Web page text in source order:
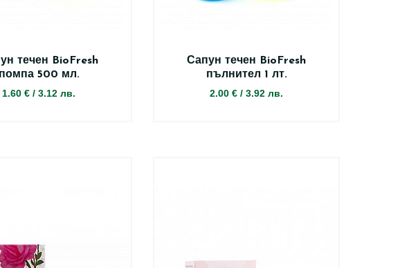
течен BioFresh
помпа 500 мл.
1.60 € / 3.12 лв.
Сапун течен BioFresh
пълнител 1 лт.
2.00 € / 3.92 лв.